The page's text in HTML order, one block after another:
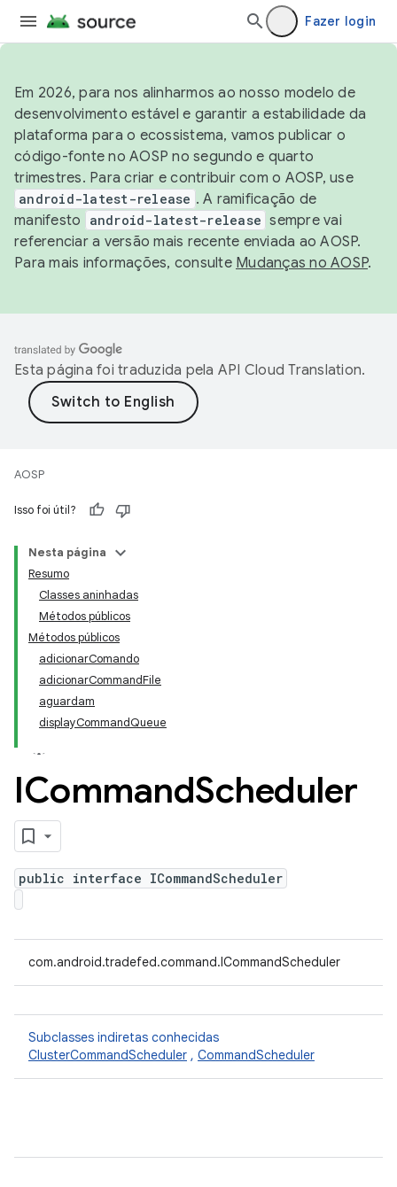
Fazer login
Em 2026, para nos alinharmos ao nosso modelo de
desenvolvimento estável e garantir a estabilidade da
plataforma para o ecossistema, vamos publicar o
código-fonte no AOSP no segundo e quarto
trimestres. Para criar e contribuir com o AOSP, use
android-latest-release . A ramificação de
manifesto
android-latest-release sempre vai
referenciar a versão mais recente enviada ao AOSP.
Para mais informações, consulte Mudanças no AOSP.
Esta página foi traduzida pela API Cloud Translation.
AOSP
Isso foi útil?
Nesta página
Resumo
Classes aninhadas
Métodos públicos
Métodos públicos
adicionarComando
adicionarCommandFile
aguardam
displayCommandQueue
ICommandScheduler
public interface ICommandScheduler
com.android.tradefed.command.ICommandScheduler
Subclasses indiretas conhecidas
ClusterCommandScheduler , CommandScheduler